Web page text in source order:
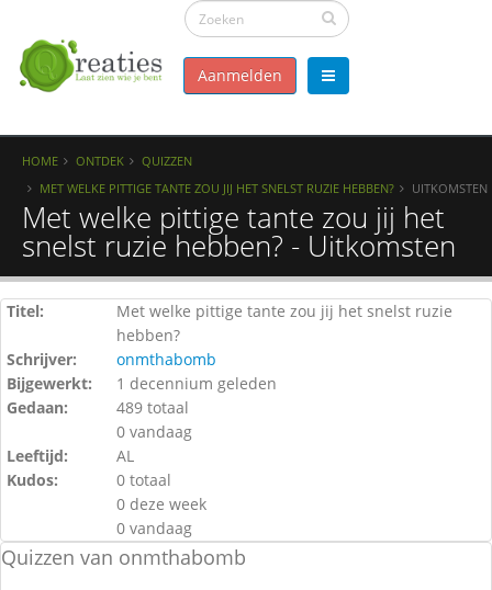
Aanmelden
HOME ONTDEK
QUIZZEN
MET WELKE PITTIGE TANTE ZOU JIJ HET SNELST RUZIE HEBBEN?
UITKOMSTEN
Met welke pittige tante zou jij het
snelst ruzie hebben? - Uitkomsten
Titel:
Met welke pittige tante zou jij het snelst ruzie
hebben?
Schrijver:
onmthabomb
Bijgewerkt:
1 decennium geleden
Gedaan:
489 totaal
0 vandaag
Leeftijd:
AL
Kudos:
0 totaal
0 deze week
0 vandaag
Quizzen van onmthabomb